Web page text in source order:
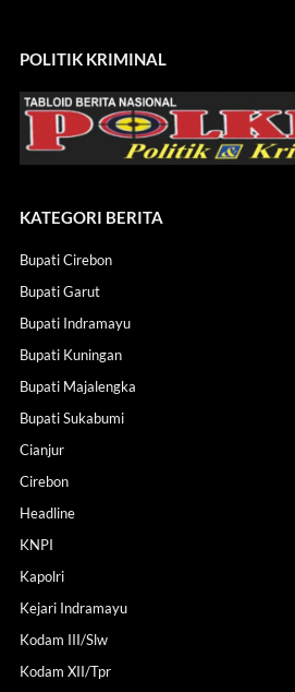
POLITIK KRIMINAL
KATEGORI BERITA
Bupati Cirebon
Bupati Garut
Bupati Indramayu
Bupati Kuningan
Bupati Majalengka
Bupati Sukabumi
Cianjur
Cirebon
Headline
KNPI
Kapolri
Kejari Indramayu
Kodam III/Slw
Kodam XII/Tpr